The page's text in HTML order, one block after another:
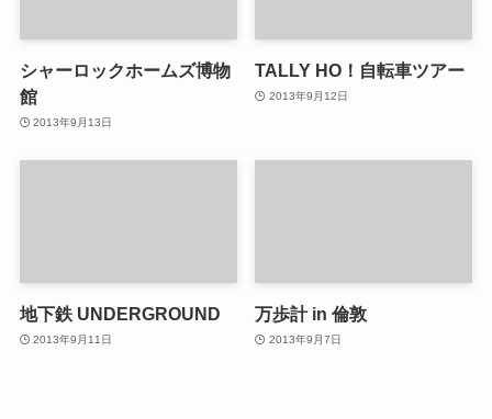
シャーロックホームズ博物
館
2013年9月13日
TALLY HO！自転車ツアー
2013年9月12日
地下鉄 UNDERGROUND
2013年9月11日
万歩計 in 倫敦
2013年9月7日